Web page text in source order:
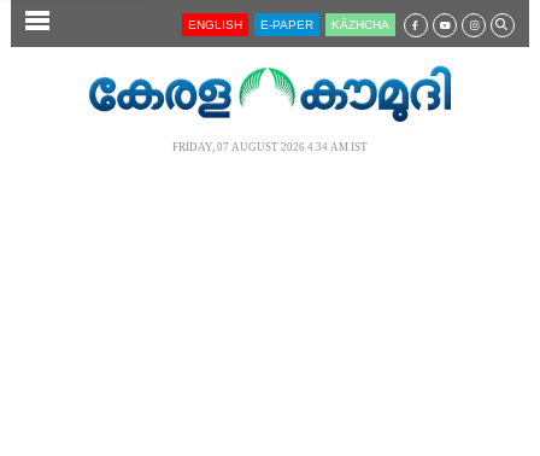
SECTIONS ENGLISH E-PAPER KĀZHCHA
FRIDAY, 07 AUGUST 2026 4.34 AM IST